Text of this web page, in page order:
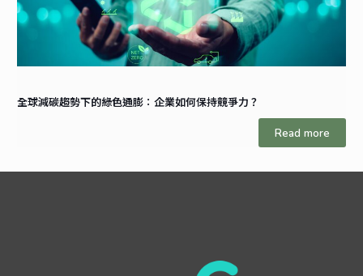
全球減碳趨勢下的綠色通膨：企業如何保持競爭力？
Read more